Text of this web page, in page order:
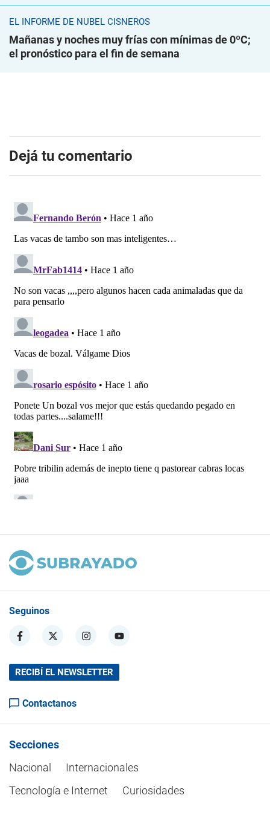
EL INFORME DE NUBEL CISNEROS
Mañanas y noches muy frías con mínimas de 0ºC;
el pronóstico para el fin de semana
Dejá tu comentario
Seguinos
RECIBÍ EL NEWSLETTER
Contactanos
Secciones
Nacional
Internacionales
Tecnología e Internet
Curiosidades